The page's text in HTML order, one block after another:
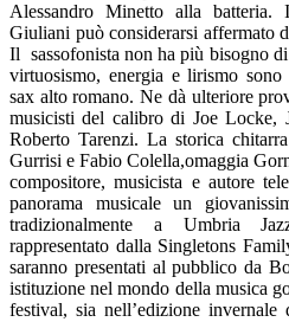
Alessandro Minetto alla
Giuliani può considerarsi affermato
Il sassofonista non ha più bisogno
virtuosismo, energia e lirismo
sax alto romano. Ne dà ulteriore
musicisti del calibro di Joe
Roberto Tarenzi. La storica
Gurrisi e Fabio Colella,omaggia
compositore, musicista e autore
panorama musicale un
tradizionalmente a Umbria
rappresentato dalla Singletons
saranno presentati al pubblico da
istituzione nel mondo della musica
festival, sia nell’edizione